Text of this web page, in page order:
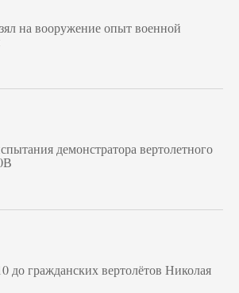
на вооружение опыт военной
демонстратора вертолетного
до гражданских вертолётов Николая